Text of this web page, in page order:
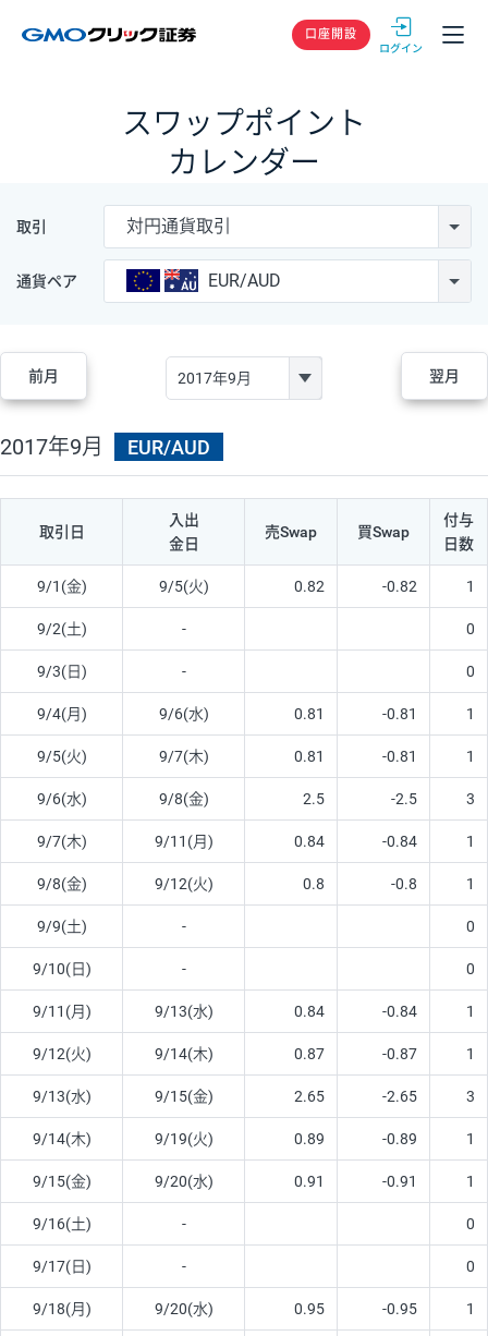
GMOクリック
口座開設
スワップポイント
カレンダー
取引 対円通貨取引
通貨ペア EUR/AUD
前月 翌月
2017年9月 EUR/AUD
取引日
入出
金日
売Swap 買Swap
付与
日数
9/1(金) 9/5(火) 0.82 -0.82 1
9/2(土) - 0
9/3(日) - 0
9/4(月) 9/6(水) 0.81 -0.81 1
9/5(火) 9/7(木) 0.81 -0.81 1
9/6(水) 9/8(金) 2.5 -2.5 3
9/7(木) 9/11(月) 0.84 -0.84 1
9/8(金) 9/12(火) 0.8 -0.8 1
9/9(土) - 0
9/10(日) - 0
9/11(月) 9/13(水) 0.84 -0.84 1
9/12(火) 9/14(木) 0.87 -0.87 1
9/13(水) 9/15(金) 2.65 -2.65 3
9/14(木) 9/19(火) 0.89 -0.89 1
9/15(金) 9/20(水) 0.91 -0.91 1
9/16(土) - 0
9/17(日) - 0
9/18(月) 9/20(水) 0.95 -0.95 1